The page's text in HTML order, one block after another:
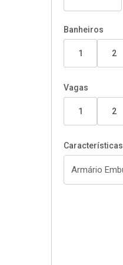
Banheiros
1 2
Vagas
1 2
Características